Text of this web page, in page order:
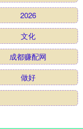
2026
文化
成都赚配网
做好